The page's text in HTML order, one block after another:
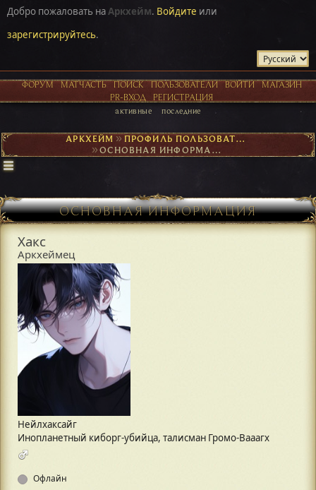
Добро пожаловать наАркхейм. Войдите или
зарегистрируйтесь.
ФОРУМ МАТЧАСТЬ ПОИСК ПОЛЬЗОВАТЕЛИ ВОЙТИ
МАГАЗИН
PR-ВХОД
РЕГИСТРАЦИЯ
активные последние
АРКХЕЙМ► ПРОФИЛЬ ПОЛЬЗОВАТЕЛЯ ХАКС
► ОСНОВНАЯ ИНФОРМАЦИЯ
ОСНОВНАЯ ИНФОРМАЦИЯ
Хакс
Аркхеймец
Нейлхаксайг
Инопланетный киборг-убийца, талисман Громо-Вааагх
Офлайн